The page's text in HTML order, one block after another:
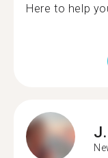
Here to help
J.